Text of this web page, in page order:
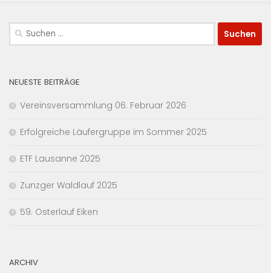
Suchen
nach:
NEUESTE BEITRÄGE
Vereinsversammlung 06. Februar 2026
Erfolgreiche Läufergruppe im Sommer 2025
ETF Lausanne 2025
Zunzger Waldlauf 2025
59. Osterlauf Eiken
ARCHIV